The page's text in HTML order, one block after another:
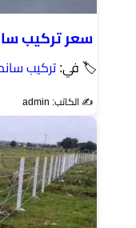
سعر تركيب
🏷 في:تركيب
✍️ الكاتب: admin